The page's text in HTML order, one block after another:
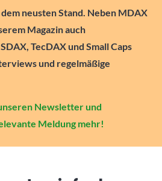
neusten Stand. Neben MDAX
Magazin auch
TecDAX und Small Caps
und regelmäßige
Newsletter und
Meldung mehr!